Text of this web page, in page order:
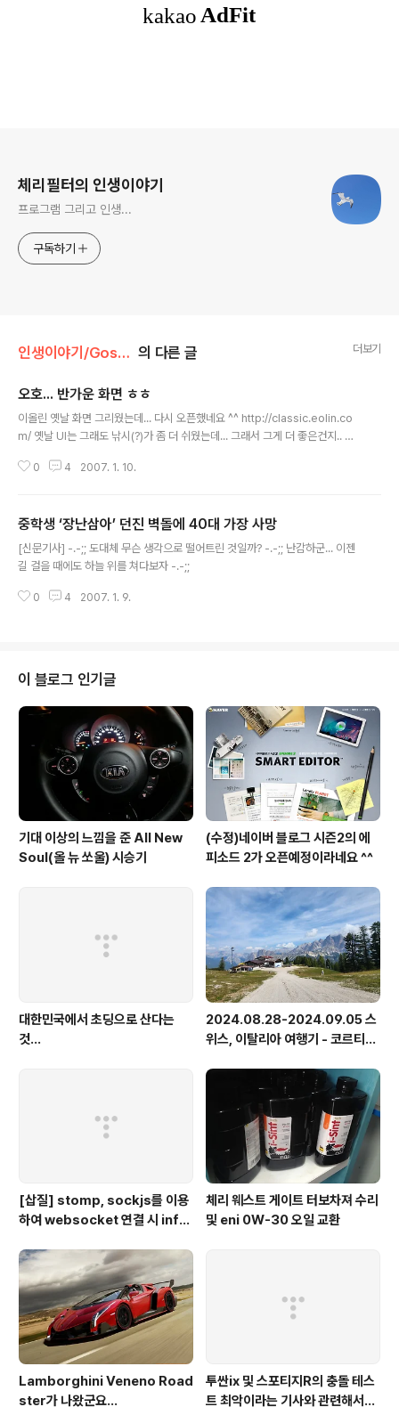
체리필터의 인생이야기
프로그램 그리고 인생...
구독하기
인생이야기/Gossip 의 다른 글 더보기
오호... 반가운 화면 ㅎㅎ
이올린 옛날 화면 그리웠는데... 다시 오픈했네요 ^^ http://classic.eolin.co
m/ 옛날 UI는 그래도 낚시(?)가 좀 더 쉬웠는데... 그래서 그게 더 좋은건지.. 어
0 4 2007. 1. 10.
중학생 ‘장난삼아’ 던진 벽돌에 40대 가장 사망
[신문기사] -.-;; 도대체 무슨 생각으로 떨어트린 것일까? -.-;; 난감하군... 이젠
길 걸을 때에도 하늘 위를 쳐다보자 -.-;;
0 4 2007. 1. 9.
이 블로그 인기글
기대 이상의 느낌을 준 All New
Soul(올 뉴 쏘울) 시승기
(수정)네이버 블로그 시즌2의 에
피소드 2가 오픈예정이라네요 ^^
대한민국에서 초딩으로 산다는
것...
2024.08.28-2024.09.05 스
위스, 이탈리아 여행기 - 코르티나
스
[삽질] stomp, sockjs를 이용
하여 websocket 연결 시 info
체리 웨스트 게이트 터보차져 수리
및 eni 0W-30 오일 교환
Lamborghini Veneno Road
ster가 나왔군요...
투싼ix 및 스포티지R의 충돌 테스
트 최악이라는 기사와 관련해서...